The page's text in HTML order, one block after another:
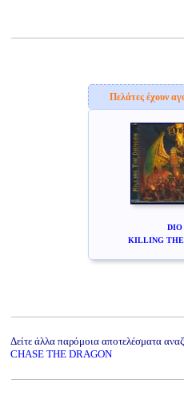
Πελάτες έχουν
DIO
KILLING THE
Δείτε άλλα παρόμοια αποτελέσματα
CHASE THE DRAGON